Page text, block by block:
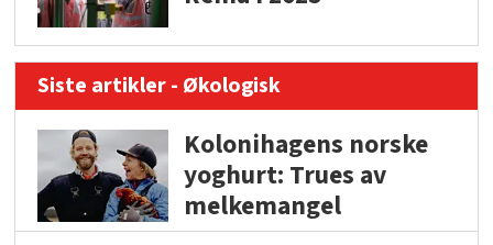
Siste artikler - Økologisk
Kolonihagens norske
yoghurt: Trues av
melkemangel